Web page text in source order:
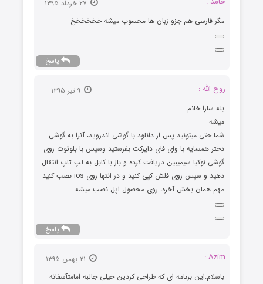
مگر فارسی هم جزو زبان ها محسوب میشه خخخخخخ
پاسخ
روح الله :
بله سارا خانم
میشه
شما حتی میتونید پس از دانلود با گوشی اندروید، آنرا به گوشی
دختر همسایه با وای فای دایرکت بفرستید و‌سپس با بلوتوث روی
گوشی نوکیا سیمیبین دریافت کرده و باز با کابل به لپ تاپ انتقال
دهید و سپس روی فلش کپی کنید و در انتها روی ios نصب کنید
مهم همان بخش آخره، روی محصول اپل نصب میشه
پاسخ
Azim :
باسلام.این برنامه ای که طراحی کردین خیلی جالبه امامتآسفانه